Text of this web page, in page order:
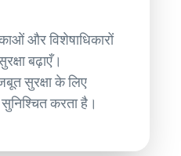
और विशेषाधिकारों
बढ़ाएँ।
सुरक्षा के लिए
करता है।